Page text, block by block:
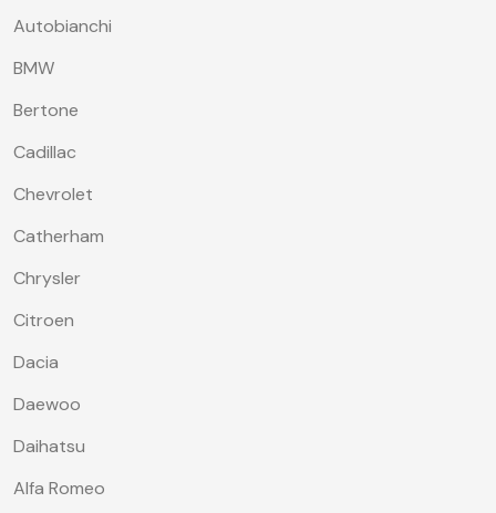
Autobianchi
BMW
Bertone
Cadillac
Chevrolet
Catherham
Chrysler
Citroen
Dacia
Daewoo
Daihatsu
Alfa Romeo